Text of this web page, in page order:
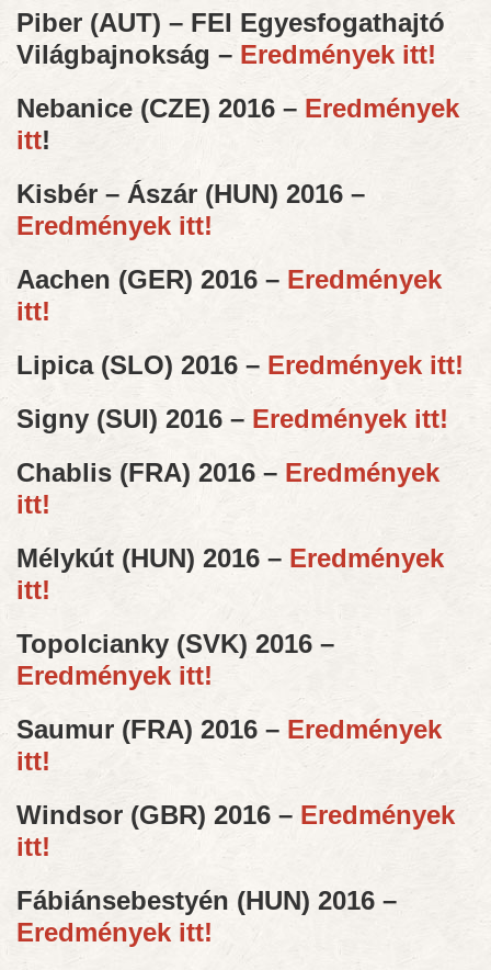
Piber (AUT) – FEI Egyesfogathajtó
Világbajnokság – Eredmények itt!
Nebanice (CZE) 2016 – Eredmények
itt!
Kisbér – Ászár (HUN) 2016 –
Eredmények itt!
Aachen (GER) 2016 – Eredmények
itt!
Lipica (SLO) 2016 – Eredmények itt!
Signy (SUI) 2016 – Eredmények itt!
Chablis (FRA) 2016 – Eredmények
itt!
Mélykút (HUN) 2016 – Eredmények
itt!
Topolcianky (SVK) 2016 –
Eredmények itt!
Saumur (FRA) 2016 – Eredmények
itt!
Windsor (GBR) 2016 – Eredmények
itt!
Fábiánsebestyén (HUN) 2016 –
Eredmények itt!